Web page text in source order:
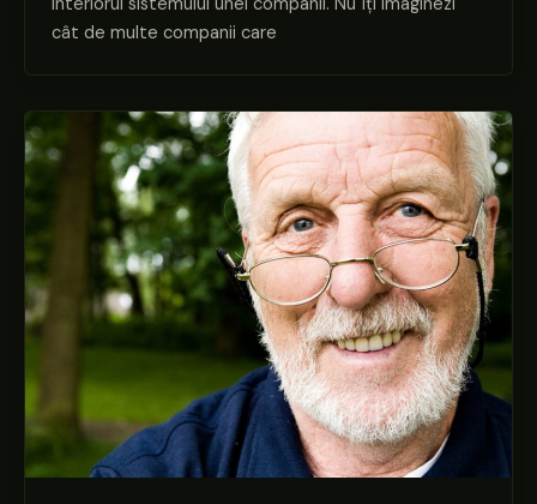
interiorul sistemului unei companii. Nu îți imaginezi
cât de multe companii care